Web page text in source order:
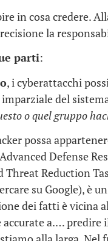
in cosa credere.
la
parti:
, i cyberattacchi
del
o quel gruppo
possa
Defense
Threat Reduction
su Google), è un
dei fatti è vicina
accurate a.… predire